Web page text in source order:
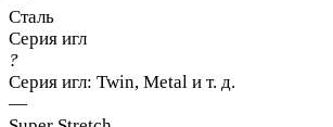
Сталь
Серия игл
?
Серия игл: Twin, Metal и т. д.
—